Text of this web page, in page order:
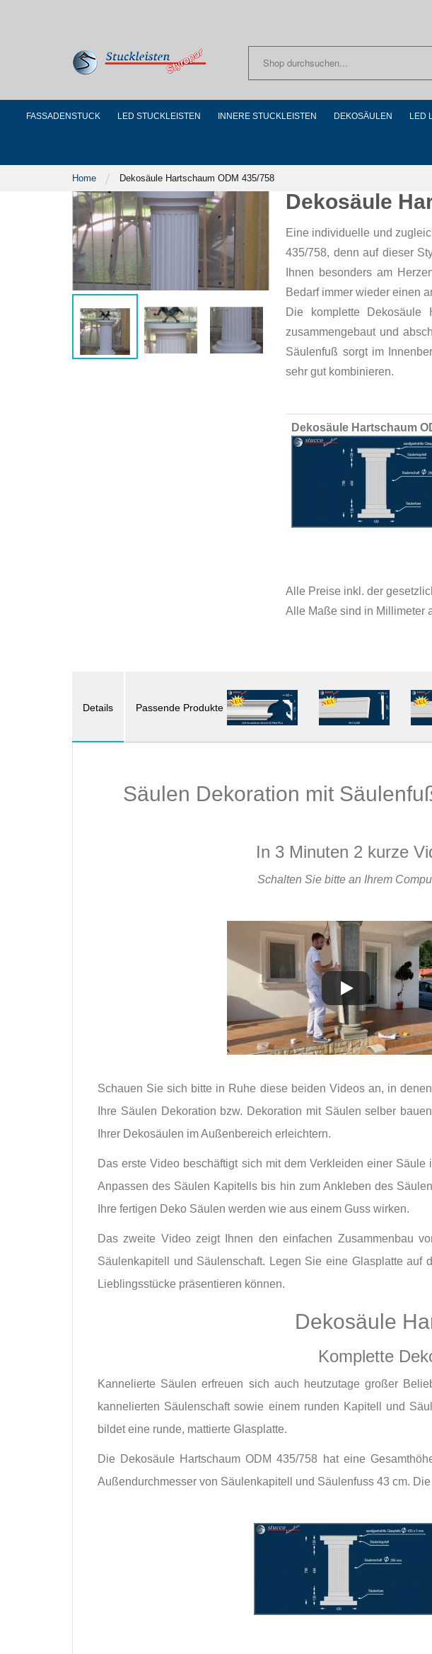
FASSADENSTUCK LED STUCKLEISTEN INNERE STUCKLEISTEN DEKOSÄULEN LED
Home Dekosäule Hartschaum ODM 435/758
Dekosäule
Eine individuelle und
435/758, denn auf dieser
Ihnen besonders am
Bedarf immer wieder einen
Die komplette Dekosäule
zusammengebaut und
Säulenfuß sorgt im
sehr gut kombinieren.
Grouped
product
Dekosäule Hartschaum
Alle Preise inkl. der
Alle Maße sind in Millimeter
Details
Säulen Dekoration mit
In 3 Minuten 2 kurze
Schalten Sie bitte an Ihrem
Schauen Sie sich bitte in Ruhe diese beiden Videos an, in
Ihre Säulen Dekoration bzw. Dekoration mit Säulen selber
Ihrer Dekosäulen im Außenbereich erleichtern.
Das erste Video beschäftigt sich mit dem Verkleiden einer
Anpassen des Säulen Kapitells bis hin zum Ankleben des
Ihre fertigen Deko Säulen werden wie aus einem Guss wirken.
Das zweite Video zeigt Ihnen den einfachen Zusammenbau
Säulenkapitell und Säulenschaft. Legen Sie eine Glasplatte
Lieblingsstücke präsentieren können.
Dekosäule
Komplette
Kannelierte Säulen erfreuen sich auch heutzutage großer
kannelierten Säulenschaft sowie einem runden Kapitell und
bildet eine runde, mattierte Glasplatte.
Die Dekosäule Hartschaum ODM 435/758 hat eine
Außendurchmesser von Säulenkapitell und Säulenfuss 43 cm.
Passende Produkte